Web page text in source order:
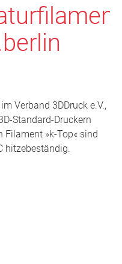
Verband 3DDruck e.V.,
Standard-Druckern
Filament »k-Top« sind
hitzebeständig.